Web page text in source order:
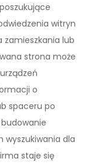
witryn
lub
strona może
o
spaceru po
wyszukiwania dla
staje się